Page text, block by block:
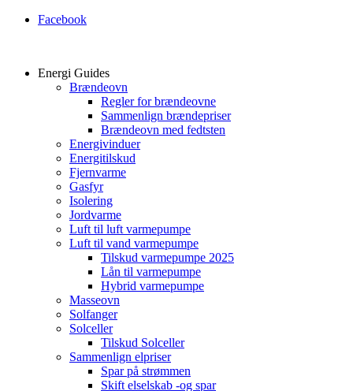
Facebook
Energi Guides
Brændeovn
Regler for brændeovne
Sammenlign brændepriser
Brændeovn med fedtsten
Energivinduer
Energitilskud
Fjernvarme
Gasfyr
Isolering
Jordvarme
Luft til luft varmepumpe
Luft til vand varmepumpe
Tilskud varmepumpe 2025
Lån til varmepumpe
Hybrid varmepumpe
Masseovn
Solfanger
Solceller
Tilskud Solceller
Sammenlign elpriser
Spar på strømmen
Skift elselskab -og spar